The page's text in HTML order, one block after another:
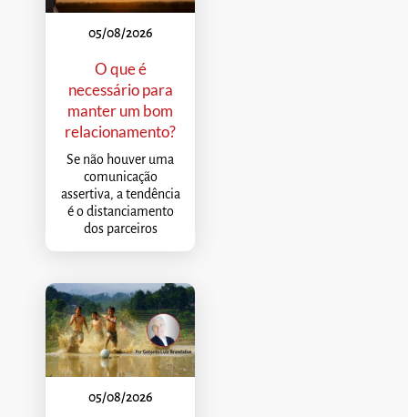
05/08/2026
O que é
necessário para
manter um bom
relacionamento?
Se não houver uma
comunicação
assertiva, a tendência
é o distanciamento
dos parceiros
05/08/2026